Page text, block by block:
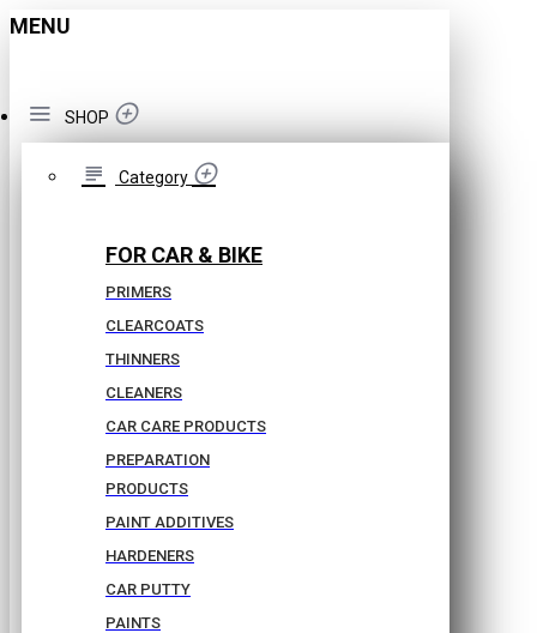
MENU
SHOP
Category
FOR CAR & BIKE
PRIMERS
CLEARCOATS
THINNERS
CLEANERS
CAR CARE PRODUCTS
PREPARATION
PRODUCTS
PAINT ADDITIVES
HARDENERS
CAR PUTTY
PAINTS